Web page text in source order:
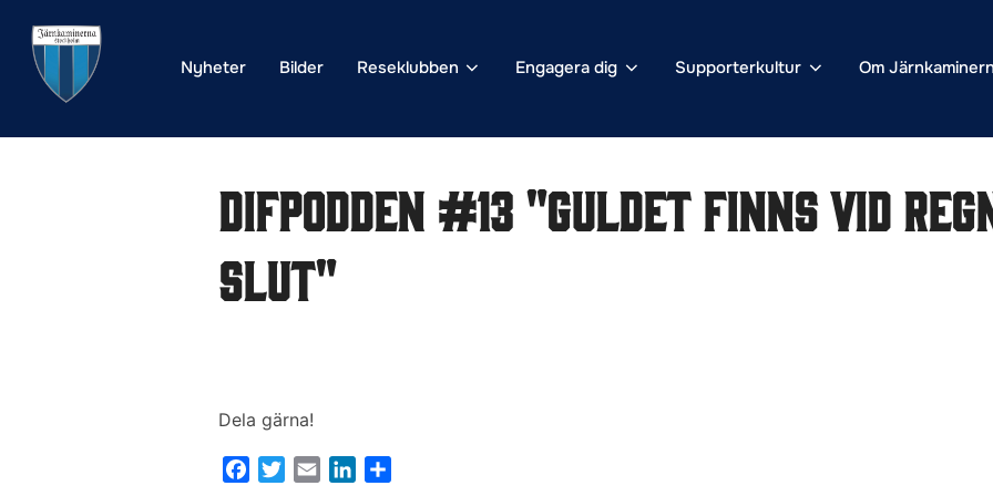
innehåll
Nyheter Bilder Reseklubben Engagera dig Supporterkultur Om
DIFpodden #13 "Guldet finns vid
slut"
Dela gärna!